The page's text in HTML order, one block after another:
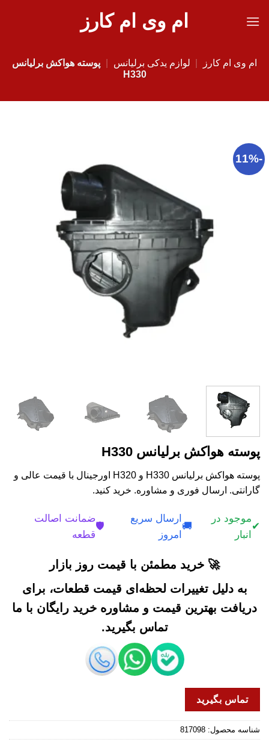
ام وی ام کارز
ام وی ام کارز لوازم یدکی برلیانس
پوسته هواکش برلیانس
H330
-11%
پوسته هواکش برلیانس H330
پوسته هواکش برلیانس H330 و H320 اورجینال با قیمت عالی و
گارانتی. ارسال فوری و مشاوره. خرید کنید.
✔
موجود در
انبار
🚚
ارسال سریع
امروز
🛡️
ضمانت اصالت
قطعه
🚀 خرید مطمئن با قیمت روز بازار
به دلیل تغییرات لحظه‌ای قیمت قطعات، برای
دریافت بهترین قیمت و مشاوره خرید رایگان با ما
تماس بگیرید.
تماس بگیرید
شناسه محصول: 817098